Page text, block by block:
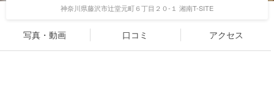
神奈川県藤沢市辻堂元町６丁目２０-１ 湘南T-SITE
写真・動画 口コミ アクセス